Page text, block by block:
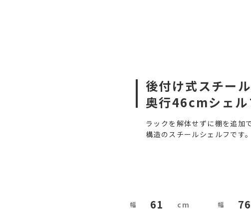
後付け式スチー
奥行46cmシェル
ラックを解体せずに棚を追加
構造のスチールシェルフです。
61 76